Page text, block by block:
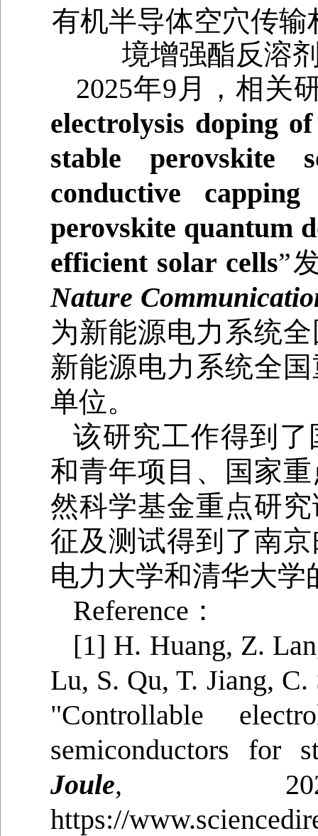
有机半导体空穴传输
境增强酯反溶
2025年9月，相关
electrolysis doping
stable perovskite
conductive
perovskite quantum
efficient solar cells”
Nature
为新能源电力系统
新能源电力系统全
单位。
该研究工作得到
和青年项目、国家
然科学基金重点研
征及测试得到了南
电力大学和清华大
Reference：
[1] H. Huang, Z.
Lu, S. Qu, T. Jiang,
"Controllable
semiconductors for
Joule, 2025,
https://